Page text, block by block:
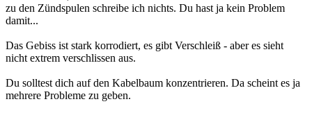
zu den Zündspulen schreibe ich nichts. Du hast ja kein Problem
damit...
Das Gebiss ist stark korrodiert, es gibt Verschleiß - aber es sieht
nicht extrem verschlissen aus.
Du solltest dich auf den Kabelbaum konzentrieren. Da scheint es ja
mehrere Probleme zu geben.